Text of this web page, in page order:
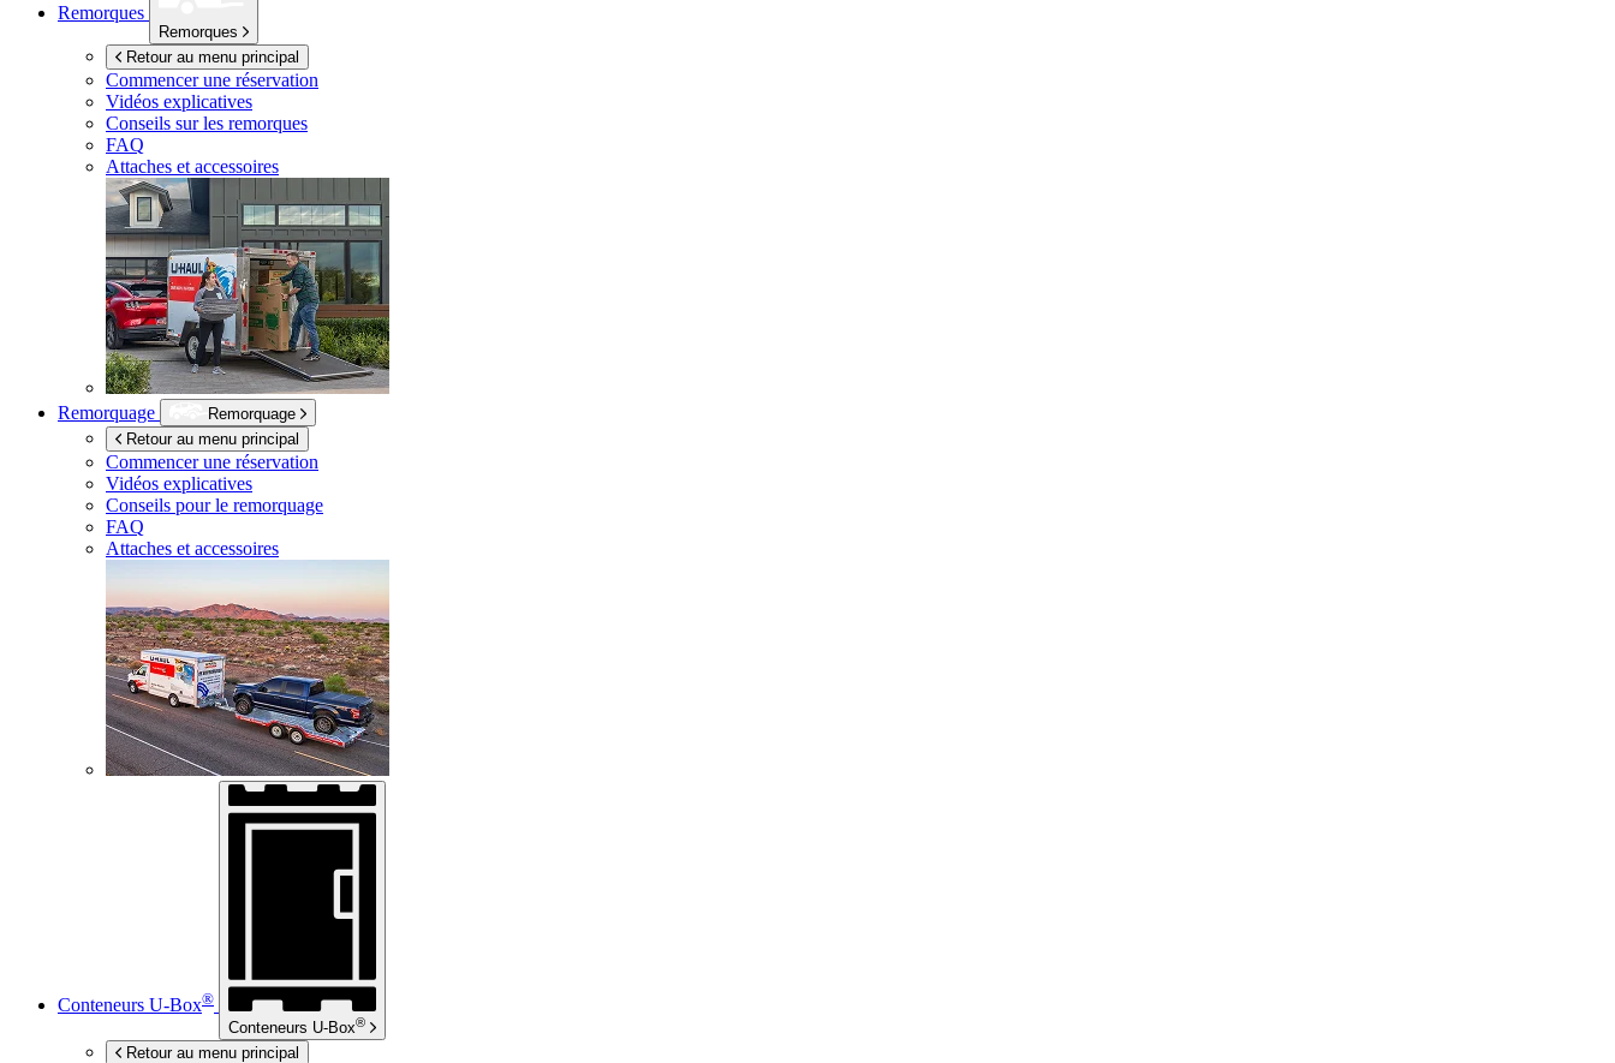
Remorques
Remorques
Retour au menu principal
Commencer une réservation
Vidéos explicatives
Conseils sur les remorques
FAQ
Attaches et accessoires
Remorquage
Remorquage
Retour au menu principal
Commencer une réservation
Vidéos explicatives
Conseils pour le remorquage
FAQ
Attaches et accessoires
Conteneurs U-Box®
Conteneurs U-Box®
Retour au menu principal